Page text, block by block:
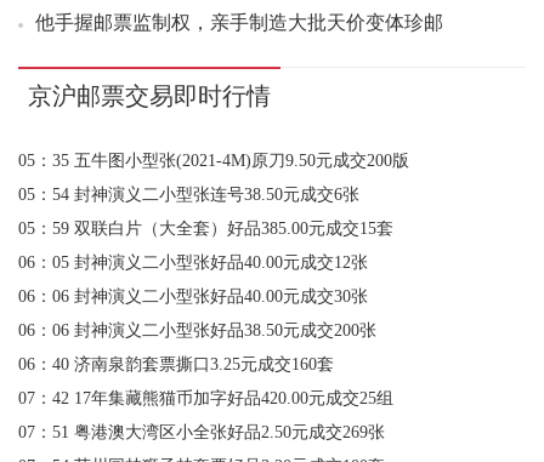
他手握邮票监制权，亲手制造大批天价变体珍邮
邮币各商城8月6日行情汇总
集邮行业走向破产边缘，2026年改革有希望吗？
抓取今天的有效信息
京沪邮票交易即时行情
05：20 西游记一小型张好品3.30元成交300张
05：34 西游记五套票撕口6.80元成交83套
05：35 五牛图小型张(2021-4M)原刀9.50元成交200版
05：59 双联白片（大全套）好品385.00元成交15套
06：05 封神演义二小型张好品40.00元成交12张
06：06 封神演义二小型张好品40.00元成交30张
06：06 封神演义二小型张好品38.50元成交200张
06：40 济南泉韵套票撕口3.25元成交160套
07：42 17年集藏熊猫币加字好品420.00元成交25组
07：51 粤港澳大湾区小全张好品2.50元成交269张
07：54 苏州园林狮子林套票好品3.20元成交100套
08：03 中国空间站小版好品6.50元成交349版